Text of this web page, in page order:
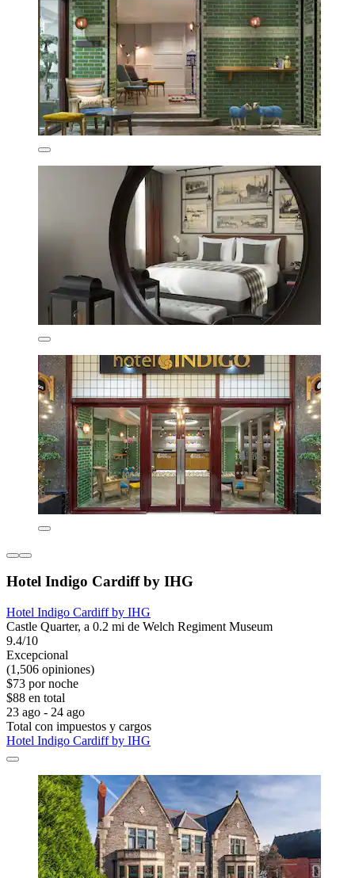
Hotel Indigo Cardiff by IHG
Hotel Indigo Cardiff by IHG
Castle Quarter, a 0.2 mi de Welch Regiment Museum
9.4/10
Excepcional
(1,506 opiniones)
$73 por noche
$88 en total
23 ago - 24 ago
Total con impuestos y cargos
Hotel Indigo Cardiff by IHG